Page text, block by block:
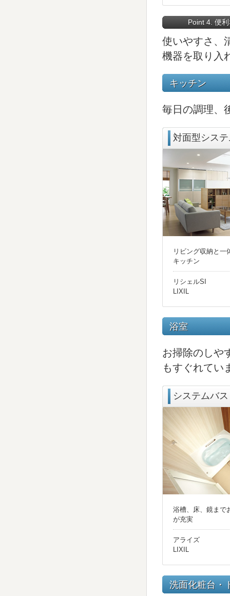
Point 4. 便
使いやすさ、
機器を取り入
キッチン
毎日の調理、
対面型シス
リビング収納と一
キッチン
リシェルSI
LIXIL
浴室
お掃除のしや
もすぐれてい
システムバス
浴槽、床、鏡まで
が充実
アライズ
LIXIL
洗面化粧台・